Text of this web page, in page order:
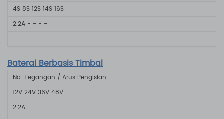
4S 8S 12S 14S 16S
2.2A - - - -
Baterai Berbasis Timbal
No. Tegangan / Arus Pengisian
12V 24V 36V 48V
2.2A - - -